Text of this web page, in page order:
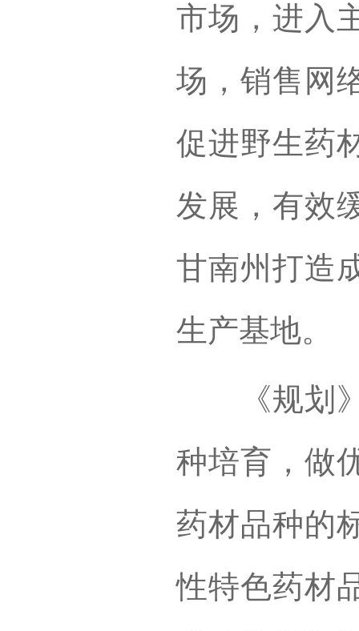
市场，进入
场，销售网
促进野生药
发展，有效
甘南州打造
生产基地。
《规划》
种培育，做
药材品种的
性特色药材